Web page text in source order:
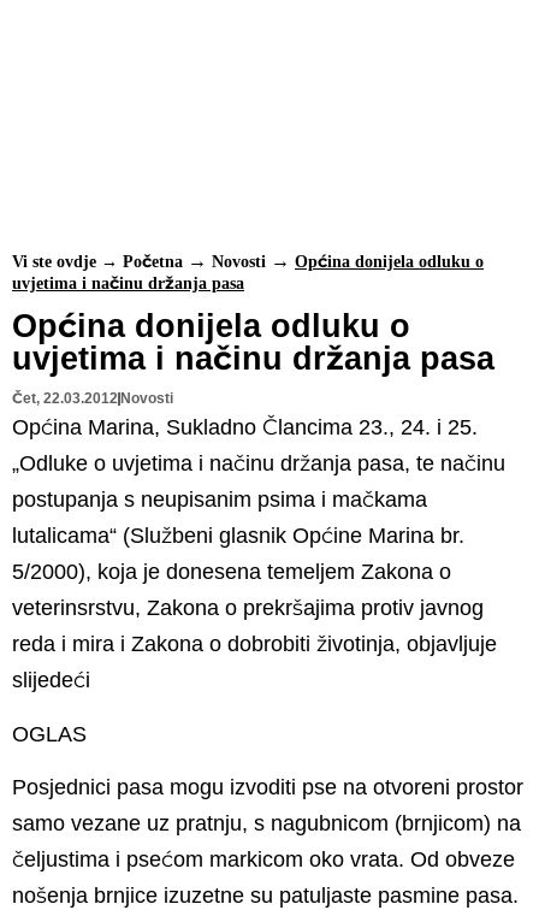
Vi ste ovdje → Početna Novosti
Općina donijela odluku o
uvjetima i načinu držanja pasa
Općina donijela odluku o
uvjetima i načinu držanja pasa
Čet, 22.03.2012 Novosti
Općina Marina, Sukladno Člancima 23., 24. i 25.
„Odluke o uvjetima i načinu držanja pasa, te načinu
postupanja s neupisanim psima i mačkama
lutalicama“ (Službeni glasnik Općine Marina br.
5/2000), koja je donesena temeljem Zakona o
veterinsrstvu, Zakona o prekršajima protiv javnog
reda i mira i Zakona o dobrobiti životinja, objavljuje
slijedeći
OGLAS
Posjednici pasa mogu izvoditi pse na otvoreni prostor
samo vezane uz pratnju, s nagubnicom (brnjicom) na
čeljustima i psećom markicom oko vrata. Od obveze
nošenja brnjice izuzetne su patuljaste pasmine pasa.